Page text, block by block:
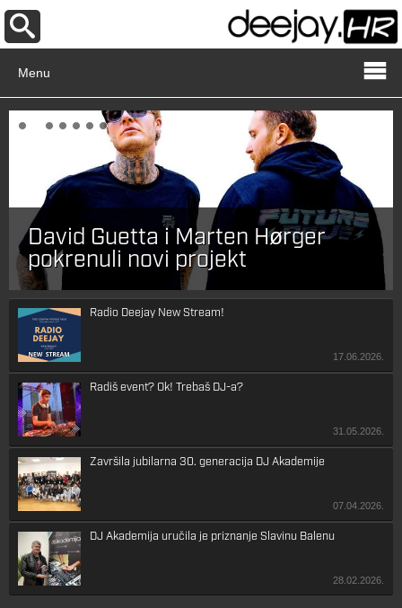
Menu
David Guetta i Marten Hørger
pokrenuli novi projekt
Radio Deejay New Stream!
17.06.2026.
Radiš event? Ok! Trebaš DJ-a?
31.05.2026.
Završila jubilarna 30. generacija DJ Akademije
07.04.2026.
DJ Akademija uručila je priznanje Slavinu Balenu
28.02.2026.